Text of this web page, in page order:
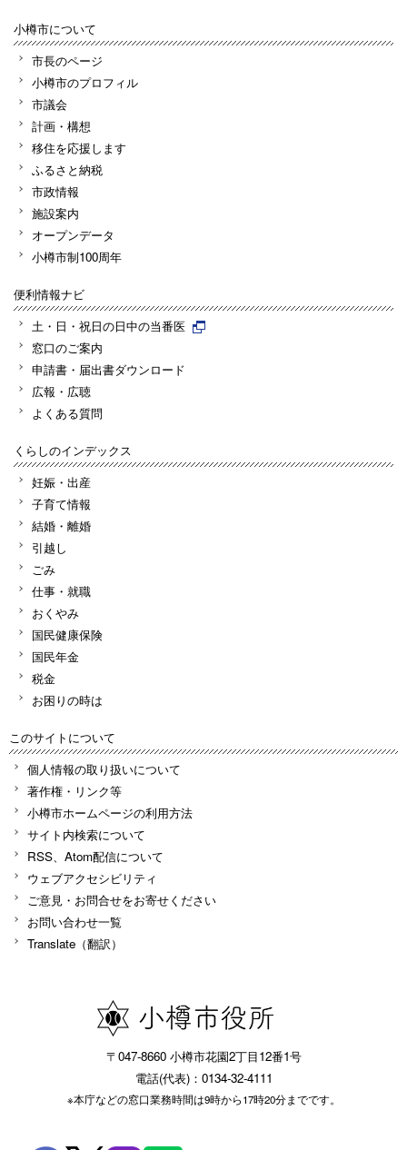
小樽市について
市長のページ
小樽市のプロフィル
市議会
計画・構想
移住を応援します
ふるさと納税
市政情報
施設案内
オープンデータ
小樽市制100周年
便利情報ナビ
土・日・祝日の日中の当番医
窓口のご案内
申請書・届出書ダウンロード
広報・広聴
よくある質問
くらしのインデックス
妊娠・出産
子育て情報
結婚・離婚
引越し
ごみ
仕事・就職
おくやみ
国民健康保険
国民年金
税金
お困りの時は
このサイトについて
個人情報の取り扱いについて
著作権・リンク等
小樽市ホームページの利用方法
サイト内検索について
RSS、Atom配信について
ウェブアクセシビリティ
ご意見・お問合せをお寄せください
お問い合わせ一覧
Translate（翻訳）
〒047-8660 小樽市花園2丁目12番1号
電話(代表)：0134-32-4111
※本庁などの窓口業務時間は9時から17時20分までです。